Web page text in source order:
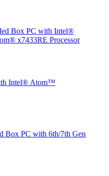
Box PC with Intel®
x7433RE Processor
Intel® Atom™
Box PC with 6th/7th Gen